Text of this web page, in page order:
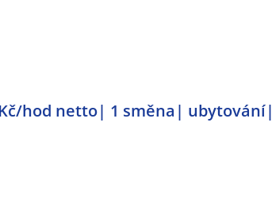
hod netto| 1 směna| ubytování|